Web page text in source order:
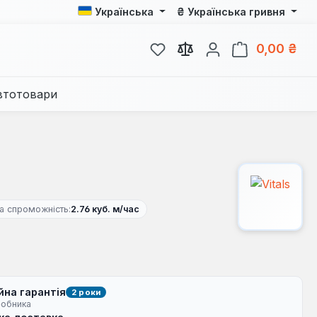
Українська ₴ Українська гривня
У вас є 0 у списку бажань
0,00 ₴
спроможність:2.76 куб. м/час
гарантія 2 роки